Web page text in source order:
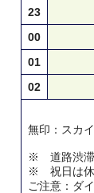
23
00
01
02
無印：スカ
※ 道路渋滞
※ 祝日は休
ご注意：ダ